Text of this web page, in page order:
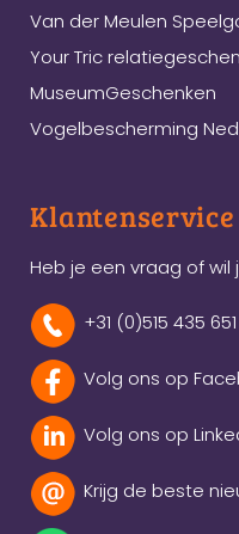
Van der Meulen
Your Tric
MuseumGeschenken
Vogelbescherming
Klantenservice
Heb je een vraag of
+31 (0)515 435 651
Volg ons op
Volg ons op
Krijg de beste